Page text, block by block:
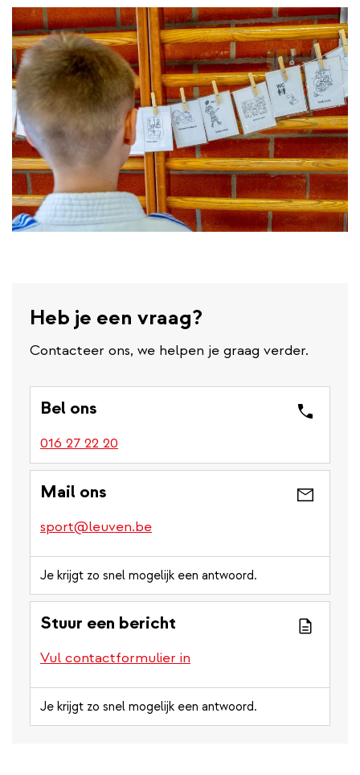
Heb je een vraag?
Contacteer ons, we helpen je graag verder.
Bel ons
016 27 22 20
Mail ons
sport@leuven.be
Je krijgt zo snel mogelijk een antwoord.
Stuur een bericht
Vul contactformulier in
Je krijgt zo snel mogelijk een antwoord.